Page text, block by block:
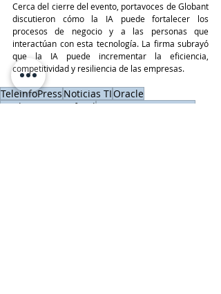
Cerca del cierre del evento, portavoces de Globant
discutieron cómo la IA puede fortalecer los
procesos de negocio y a las personas que
interactúan con esta tecnología. La firma subrayó
que la IA puede incrementar la eficiencia,
competitividad y resiliencia de las empresas.
TeleinfoPress Noticias TIOracle
Inteligencia ArtificialAI Executive Sessions